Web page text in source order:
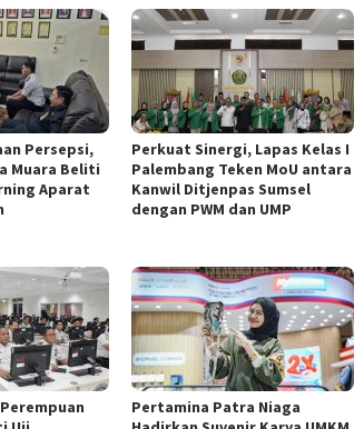
Persepsi,
Muara Beliti
Aparat
Perkuat Sinergi, Lapas Kelas I
Palembang Teken MoU antara
Kanwil Ditjenpas Sumsel
dengan PWM dan UMP
Pertamina Patra Niaga